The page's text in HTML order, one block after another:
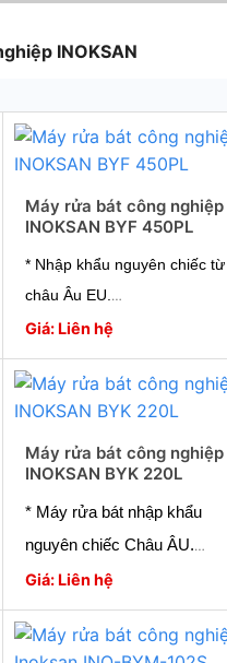
INOKSAN
Máy rửa bát công nghiệp
INOKSAN BYF 450PL
* Nhập khẩu nguyên chiếc từ
châu Âu EU.
* Hiệu suất hoạt động tối đa
* Tiết kiệm năng lượng
* Vận hành dễ dàng
* Công nghệ hàng đầu từ
chuyên gia
* Bảo hành tận tâm chuyên
nghiệp.
* Giao hàng toàn quốc.
Giá: Liên hệ
Máy rửa bát công nghiệp
INOKSAN BYK 220L
* Máy rửa bát nhập khẩu
nguyên chiếc Châu ÂU.
* Hiệu suất hoạt động tối đa:
540 khay /giờ
* Tiết kiệm năng lượng
Giá: Liên hệ